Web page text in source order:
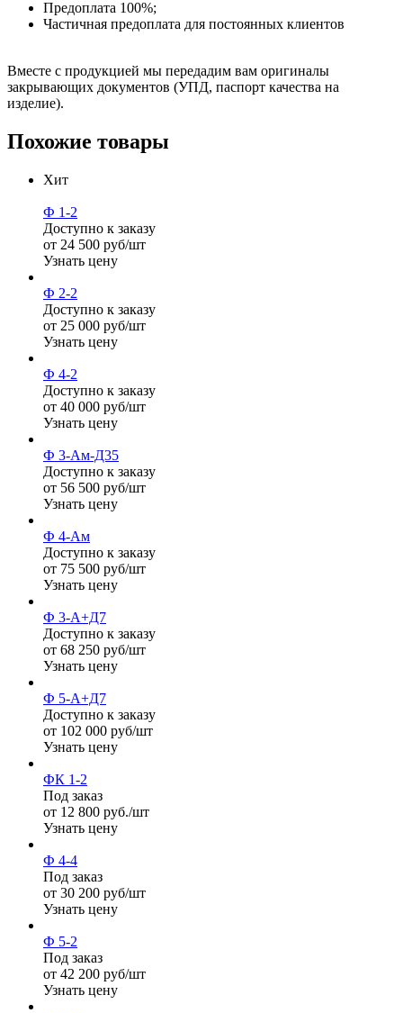
Предоплата 100%;
Частичная предоплата для постоянных клиентов
Вместе с продукцией мы передадим вам оригиналы
закрывающих документов (УПД, паспорт качества на
изделие).
Похожие товары
Хит
Ф 1-2
Доступно к заказу
от 24 500 руб/шт
Узнать цену
Ф 2-2
Доступно к заказу
от 25 000 руб/шт
Узнать цену
Ф 4-2
Доступно к заказу
от 40 000 руб/шт
Узнать цену
Ф 3-Ам-Д35
Доступно к заказу
от 56 500 руб/шт
Узнать цену
Ф 4-Ам
Доступно к заказу
от 75 500 руб/шт
Узнать цену
Ф 3-А+Д7
Доступно к заказу
от 68 250 руб/шт
Узнать цену
Ф 5-А+Д7
Доступно к заказу
от 102 000 руб/шт
Узнать цену
ФК 1-2
Под заказ
от 12 800 руб./шт
Узнать цену
Ф 4-4
Под заказ
от 30 200 руб/шт
Узнать цену
Ф 5-2
Под заказ
от 42 200 руб/шт
Узнать цену